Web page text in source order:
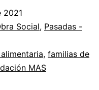
2021
Social, Pasadas -
, familias de
MAS